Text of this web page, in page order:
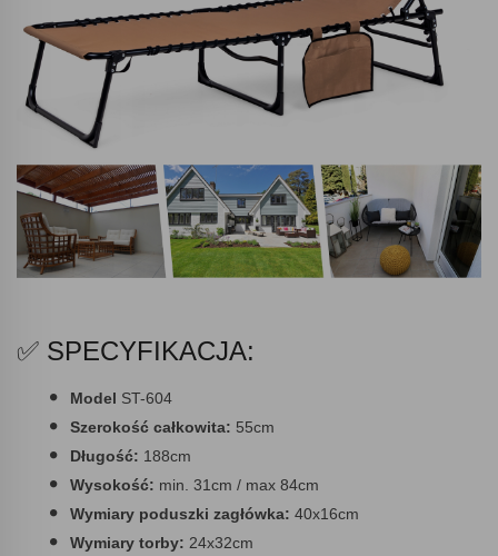
✅ SPECYFIKACJA:
Model ST-604
Szerokość całkowita: 55cm
Długość: 188cm
Wysokość: min. 31cm / max 84cm
Wymiary poduszki zagłówka: 40x16cm
Wymiary torby: 24x32cm